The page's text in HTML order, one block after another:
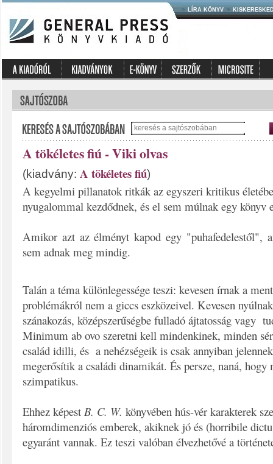
LÍRA KÖNYV
A tökéletes fiú - Viki olvas
(kiadvány: A tökéletes fiú)
A kegyelmi pillanatok ritkák az egyszeri kritikus
nyugalommal kezdődnek, és el sem múlnak egy könyv
Amikor azt az élményt kapod egy "puhafedelestől",
sem adnak meg mindig.
Talán a téma különlegessége teszi: kevesen írnak a
problémákról nem a giccs eszközeivel. Kevesen
szánakozás, középszerűségbe fulladó ájtatosság vagy
Minimum ab ovo szeretni kell mindenkinek, minden
család idilli, és a nehézségeik is csak annyiban
megerősítik a családi dinamikát. És persze, naná, hogy
szimpatikus.
Ehhez képest B. C. W. könyvében hús-vér karakterek
háromdimenziós emberek, akiknek jó és (horribile
egyaránt vannak. Ez teszi valóban élvezhetővé a